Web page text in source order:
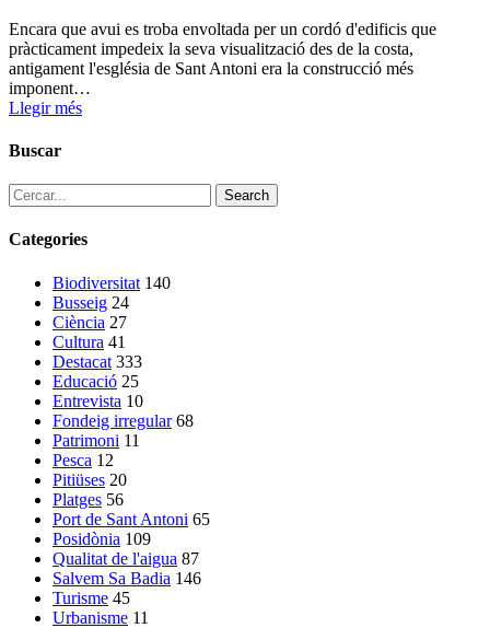
Encara que avui es troba envoltada per un cordó d'edificis que
pràcticament impedeix la seva visualització des de la costa,
antigament l'església de Sant Antoni era la construcció més
imponent…
Llegir més
Buscar
Search
Categories
Biodiversitat 140
Busseig 24
Ciència 27
Cultura 41
Destacat 333
Educació 25
Entrevista 10
Fondeig irregular 68
Patrimoni 11
Pesca 12
Pitiüses 20
Platges 56
Port de Sant Antoni 65
Posidònia 109
Qualitat de l'aigua 87
Salvem Sa Badia 146
Turisme 45
Urbanisme 11